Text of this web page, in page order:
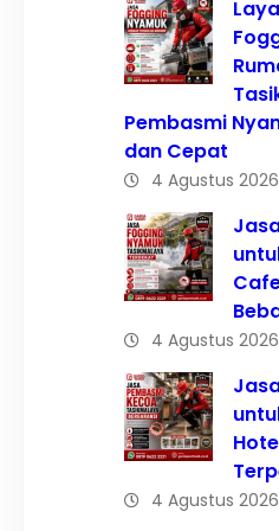
Pembasmi
dan Cepat
4 Agustus 2026
4 Agustus 2026
4 Agustus 2026